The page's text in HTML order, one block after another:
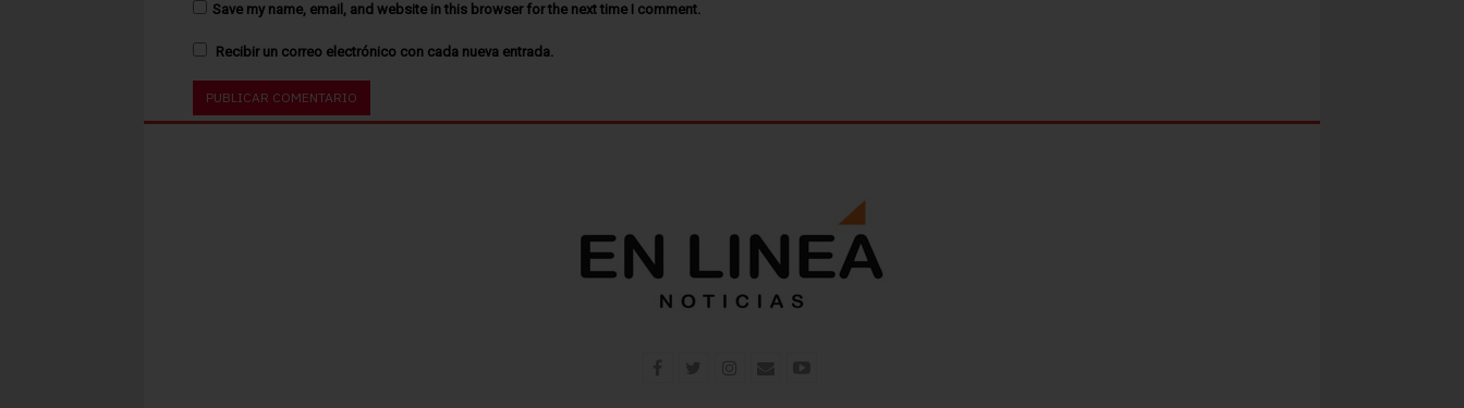
Save my name, email, and website in this browser for the next time I comment.
Recibir un correo electrónico con cada nueva entrada.